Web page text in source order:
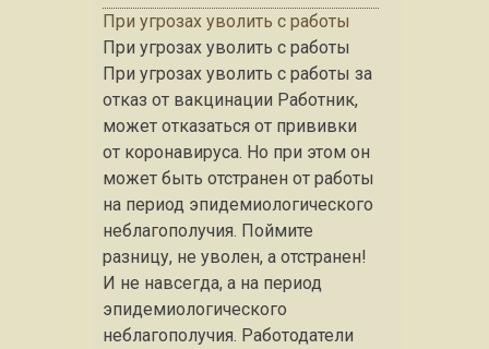
При угрозах уволить с работы
При угрозах уволить с работы
При угрозах уволить с работы за
отказ от вакцинации Работник,
может отказаться от прививки
от коронавируса. Но при этом он
может быть отстранен от работы
на период эпидемиологического
неблагополучия. Поймите
разницу, не уволен, а отстранен!
И не навсегда, а на период
эпидемиологического
неблагополучия. Работодатели